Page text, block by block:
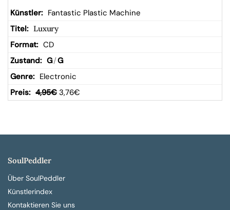
Fantastic Plastic Machine
Luxury
CD
G/G
Electronic
4,95€ 3,76€
SoulPeddler
Über SoulPeddler
Künstlerindex
Kontaktieren Sie uns